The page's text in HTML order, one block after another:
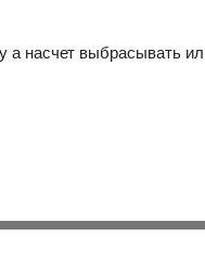
а насчет выбрасывать